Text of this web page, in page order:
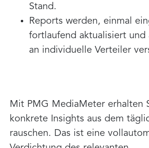
Stand.
Reports werden, einmal
fortlaufend aktualisiert und
an individuelle Verteiler
Mit PMG MediaMeter erhalten
konkrete Insights aus dem
rauschen. Das ist eine